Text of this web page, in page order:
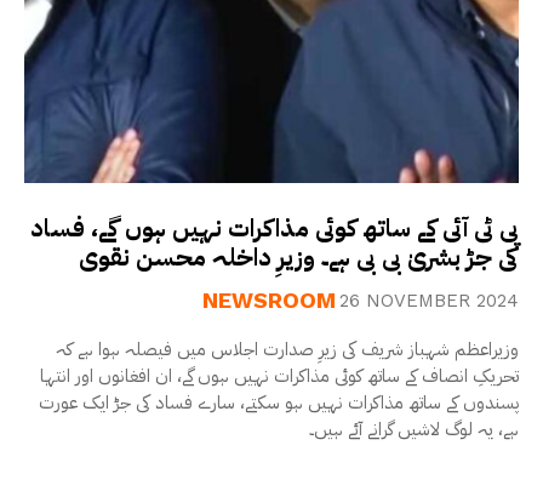
پی ٹی آئی کے ساتھ کوئی مذاکرات نہیں ہوں گے، فساد
کی جڑ بشریٰ بی بی ہے۔ وزیرِ داخلہ محسن نقوی
NEWSROOM 26 NOVEMBER 2024
وزیراعظم شہباز شریف کی زیرِ صدارت اجلاس میں فیصلہ ہوا ہے کہ
تحریکِ انصاف کے ساتھ کوئی مذاکرات نہیں ہوں گے، ان افغانوں اور انتہا
پسندوں کے ساتھ مذاکرات نہیں ہو سکتے، سارے فساد کی جڑ ایک عورت
ہے، یہ لوگ لاشیں گرانے آئے ہیں۔